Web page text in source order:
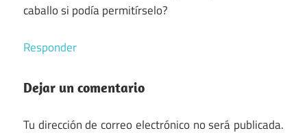
caballo si podía permitírselo?
Responder
Dejar un comentario
Tu dirección de correo electrónico no será publicada.